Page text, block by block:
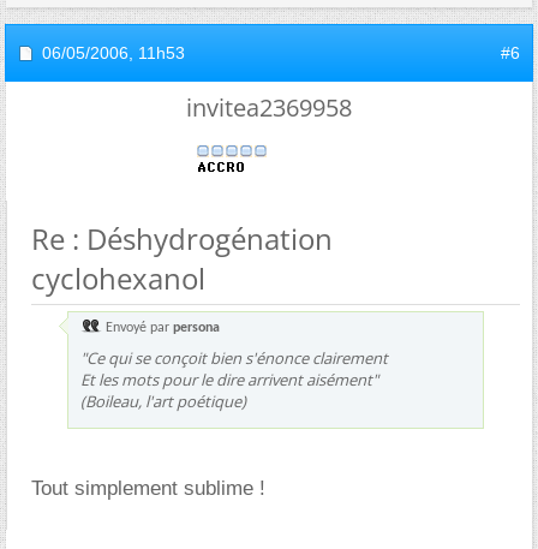
06/05/2006, 11h53 #6
invitea2369958
Re : Déshydrogénation
cyclohexanol
Envoyé par persona
"Ce qui se conçoit bien s'énonce clairement
Et les mots pour le dire arrivent aisément"
(Boileau, l'art poétique)
Tout simplement sublime !